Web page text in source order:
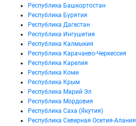
Республика Башкортостан
Республика Бурятия
Республика Дагестан
Республика Ингушетия
Республика Калмыкия
Республика Карачаево-Черкессия
Республика Карелия
Республика Коми
Республика Крым
Республика Марий Эл
Республика Мордовия
Республика Саха (Якутия)
Республика Северная Осетия-Алания